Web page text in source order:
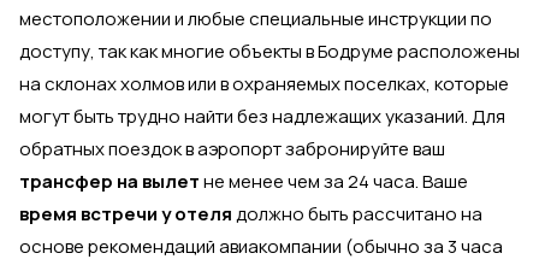
местоположении и любые специальные инструкции по
доступу, так как многие объекты в Бодруме расположены
на склонах холмов или в охраняемых поселках, которые
могут быть трудно найти без надлежащих указаний. Для
обратных поездок в аэропорт забронируйте ваш
трансфер на вылетне менее чем за 24 часа. Ваше
время встречи у отелядолжно быть рассчитано на
основе рекомендаций авиакомпании (обычно за 3 часа